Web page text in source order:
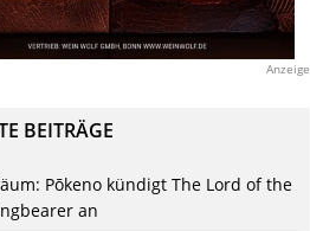
Anzeige
BEITRÄGE
Pōkeno kündigt The Lord of the
an